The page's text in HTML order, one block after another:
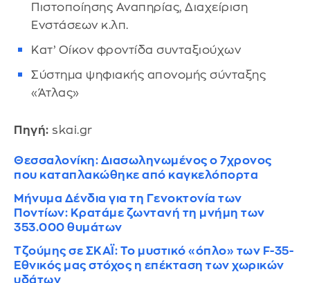
Πιστοποίησης Αναπηρίας, Διαχείριση
Ενστάσεων κ.λπ.
Κατ’ Οίκον φροντίδα συνταξιούχων
Σύστημα ψηφιακής απονομής σύνταξης
«Άτλας»
Πηγή: skai.gr
Θεσσαλονίκη: Διασωληνωμένος ο 7χρονος
που καταπλακώθηκε από καγκελόπορτα
Μήνυμα Δένδια για τη Γενοκτονία των
Ποντίων: Κρατάμε ζωντανή τη μνήμη των
353.000 θυμάτων
Τζούμης σε ΣΚΑΪ: Το μυστικό «όπλο» των F-35-
Εθνικός μας στόχος η επέκταση των χωρικών
υδάτων